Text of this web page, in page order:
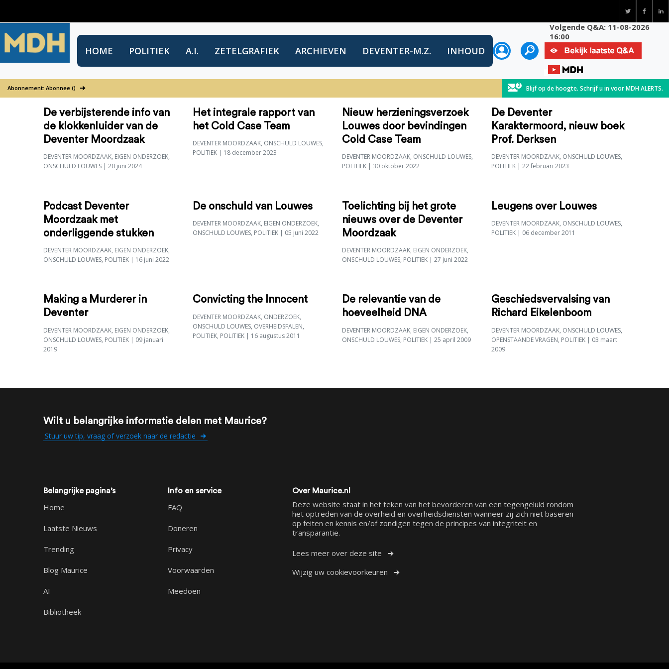
HOME POLITIEK A.I. ZETELGRAFIEK ARCHIEVEN DEVENTER-M.Z. INHOUD
Volgende Q&A: 11-08-2026
16:00
Abonnement: Abonnee () Blijf op de hoogte. Schrijf u in voor MDH ALERTS.
Onschuld Louwes
De verbijsterende info van
de klokkenluider van de
Deventer Moordzaak
DEVENTER MOORDZAAK, EIGEN ONDERZOEK,
ONSCHULD LOUWES | 20 juni 2024
Het integrale rapport van
het Cold Case Team
DEVENTER MOORDZAAK, ONSCHULD LOUWES,
POLITIEK | 18 december 2023
Nieuw herzieningsverzoek
Louwes door bevindingen
Cold Case Team
DEVENTER MOORDZAAK, ONSCHULD LOUWES,
POLITIEK | 30 oktober 2022
De Deventer
Karaktermoord, nieuw boek
Prof. Derksen
DEVENTER MOORDZAAK, ONSCHULD LOUWES,
POLITIEK | 22 februari 2023
Podcast Deventer
Moordzaak met
onderliggende stukken
DEVENTER MOORDZAAK, EIGEN ONDERZOEK,
ONSCHULD LOUWES, POLITIEK | 16 juni 2022
De onschuld van Louwes
DEVENTER MOORDZAAK, EIGEN ONDERZOEK,
ONSCHULD LOUWES, POLITIEK | 05 juni 2022
Toelichting bij het grote
nieuws over de Deventer
Moordzaak
DEVENTER MOORDZAAK, EIGEN ONDERZOEK,
ONSCHULD LOUWES, POLITIEK | 27 juni 2022
Leugens over Louwes
DEVENTER MOORDZAAK, ONSCHULD LOUWES,
POLITIEK | 06 december 2011
Making a Murderer in
Deventer
DEVENTER MOORDZAAK, EIGEN ONDERZOEK,
ONSCHULD LOUWES, POLITIEK | 09 januari
2019
Convicting the Innocent
DEVENTER MOORDZAAK, ONDERZOEK,
ONSCHULD LOUWES, OVERHEIDSFALEN,
POLITIEK, POLITIEK | 16 augustus 2011
De relevantie van de
hoeveelheid DNA
DEVENTER MOORDZAAK, EIGEN ONDERZOEK,
ONSCHULD LOUWES, POLITIEK | 25 april 2009
Geschiedsvervalsing van
Richard Eikelenboom
DEVENTER MOORDZAAK, ONSCHULD LOUWES,
OPENSTAANDE VRAGEN, POLITIEK | 03 maart
2009
Wilt u belangrijke informatie delen met Maurice?
Stuur uw tip, vraag of verzoek naar de redactie
Belangrijke pagina’s
Home
Laatste Nieuws
Trending
Blog Maurice
AI
Bibliotheek
Info en service
FAQ
Doneren
Privacy
Voorwaarden
Meedoen
Over Maurice.nl
Deze website staat in het teken van het bevorderen van een tegengeluid rondom
het optreden van de overheid en overheidsdiensten wanneer zij zich niet baseren
op feiten en kennis en/of zondigen tegen de principes van integriteit en
transparantie.
Lees meer over deze site
Wijzig uw cookievoorkeuren